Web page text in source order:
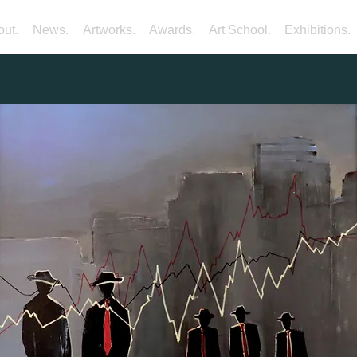
News. Artworks. Awards. Art School. Exhibitions.